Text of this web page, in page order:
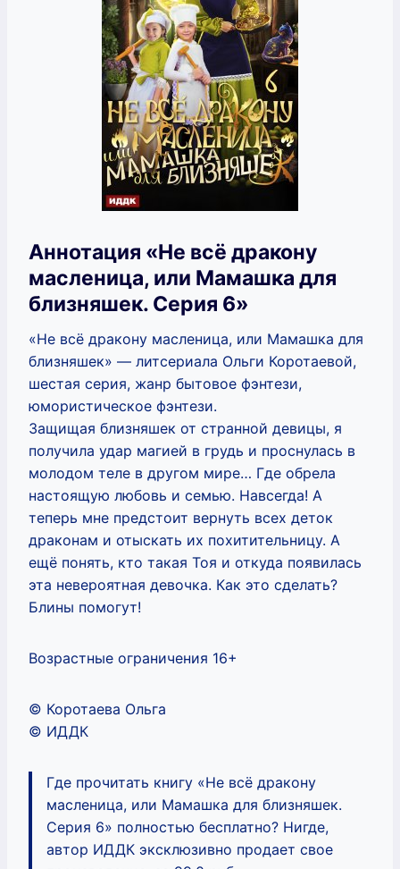
Аннотация «Не всё дракону
масленица, или Мамашка для
близняшек. Серия 6»
«Не всё дракону масленица, или Мамашка для
близняшек» — литсериала Ольги Коротаевой,
шестая серия, жанр бытовое фэнтези,
юмористическое фэнтези.
Защищая близняшек от странной девицы, я
получила удар магией в грудь и проснулась в
молодом теле в другом мире… Где обрела
настоящую любовь и семью. Навсегда! А
теперь мне предстоит вернуть всех деток
драконам и отыскать их похитительницу. А
ещё понять, кто такая Тоя и откуда появилась
эта невероятная девочка. Как это сделать?
Блины помогут!
Возрастные ограничения 16+
© Коротаева Ольга
© ИДДК
Где прочитать книгу «Не всё дракону
масленица, или Мамашка для близняшек.
Серия 6» полностью бесплатно? Нигде,
автор ИДДК эксклюзивно продает свое